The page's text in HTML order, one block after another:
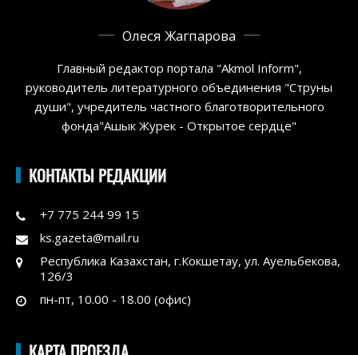
Олеся Жагпарова
Главный редактор портала "Akmol Inform",
руководитель литературного объединения "Струны
души", учредитель частного благотворительного
фонда"Ашык Журек - Открытое сердце"
КОНТАКТЫ РЕДАКЦИИ
+7 775 244 99 15
ks.gazeta@mail.ru
Республика Казахстан, г.Кокшетау, ул. Ауельбекова,
126/3
пн-пт, 10.00 - 18.00 (офис)